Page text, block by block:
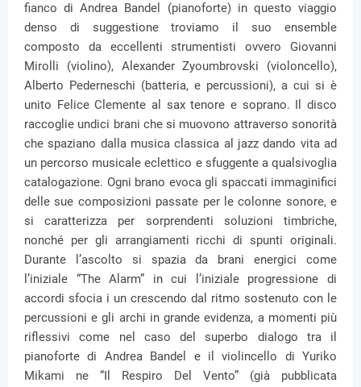
fianco di Andrea Bandel (pianoforte) in questo viaggio
denso di suggestione troviamo il suo ensemble
composto da eccellenti strumentisti ovvero Giovanni
Mirolli (violino), Alexander Zyoumbrovski (violoncello),
Alberto Pederneschi (batteria, e percussioni), a cui si è
unito Felice Clemente al sax tenore e soprano. Il disco
raccoglie undici brani che si muovono attraverso sonorità
che spaziano dalla musica classica al jazz dando vita ad
un percorso musicale eclettico e sfuggente a qualsivoglia
catalogazione. Ogni brano evoca gli spaccati immaginifici
delle sue composizioni passate per le colonne sonore, e
si caratterizza per sorprendenti soluzioni timbriche,
nonché per gli arrangiamenti ricchi di spunti originali.
Durante l’ascolto si spazia da brani energici come
l’iniziale “The Alarm” in cui l’iniziale progressione di
accordi sfocia i un crescendo dal ritmo sostenuto con le
percussioni e gli archi in grande evidenza, a momenti più
riflessivi come nel caso del superbo dialogo tra il
pianoforte di Andrea Bandel e il violincello di Yuriko
Mikami ne “Il Respiro Del Vento” (già pubblicata